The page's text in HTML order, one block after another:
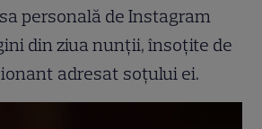
personală de Instagram
din ziua nunții, însoțite de
adresat soțului ei.